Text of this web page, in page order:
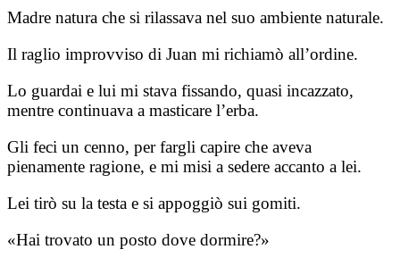
Madre natura che si rilassava nel suo ambiente naturale.
Il raglio improvviso di Juan mi richiamò all’ordine.
Lo guardai e lui mi stava fissando, quasi incazzato,
mentre continuava a masticare l’erba.
Gli feci un cenno, per fargli capire che aveva
pienamente ragione, e mi misi a sedere accanto a lei.
Lei tirò su la testa e si appoggiò sui gomiti.
«Hai trovato un posto dove dormire?»